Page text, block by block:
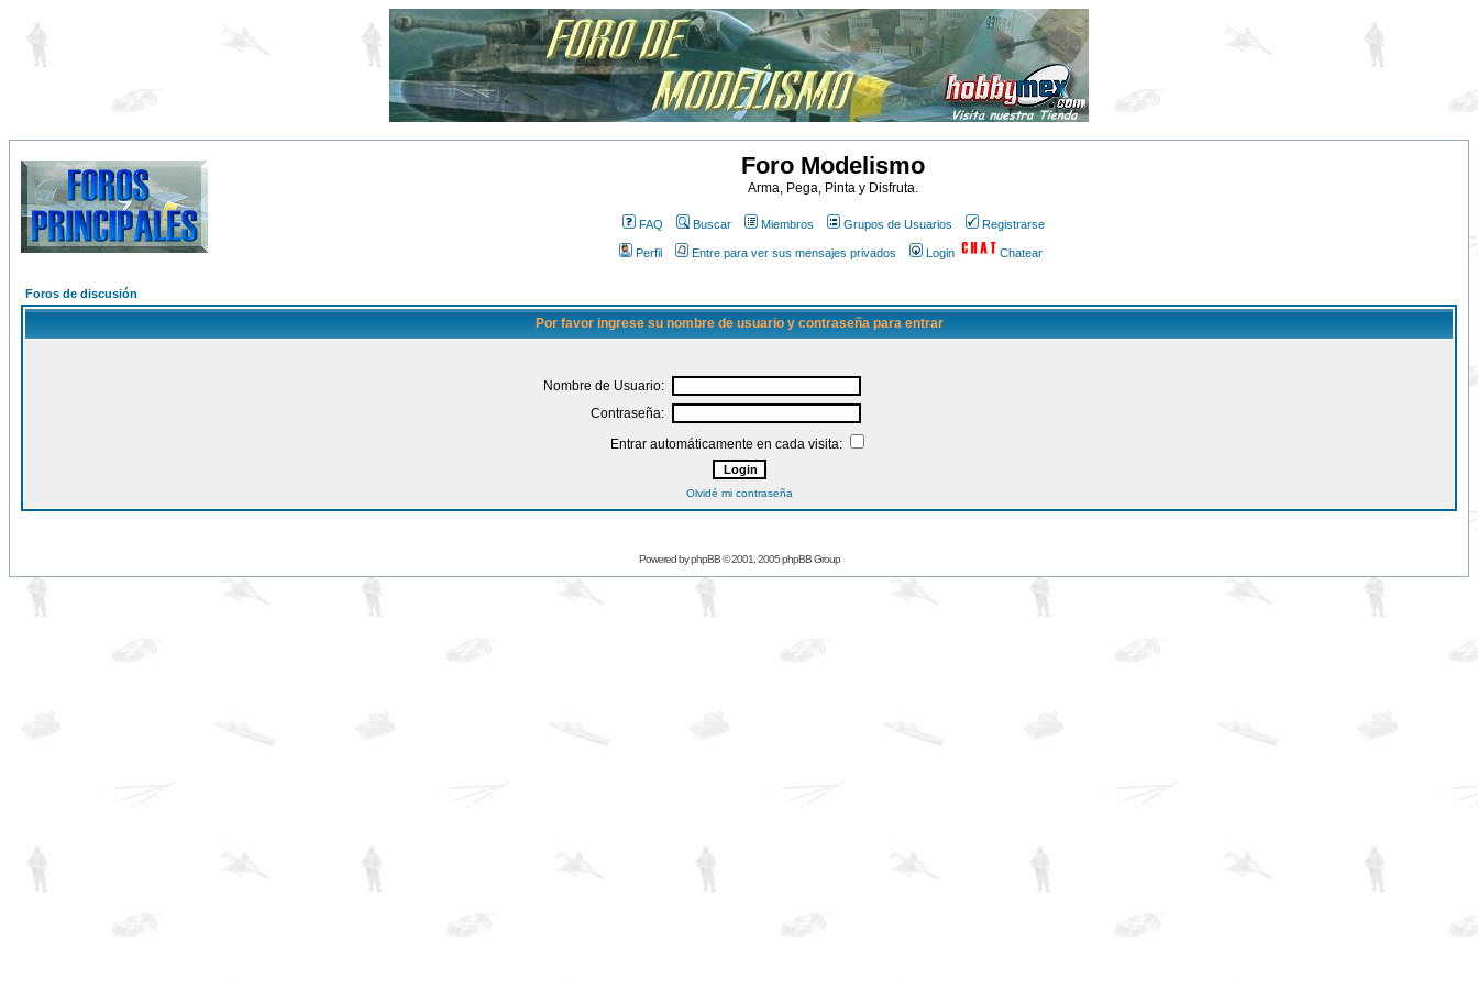
Foro Modelismo
Arma, Pega, Pinta y Disfruta.
FAQ Buscar Miembros Grupos de Usuarios Registrarse
Perfil Entre para ver sus mensajes privados Login Chatear
Foros de discusión
Por favor ingrese su nombre de usuario y contraseña para entrar
Nombre de Usuario:
Contraseña:
Entrar automáticamente en cada visita:
Olvidé mi contraseña
Powered byphpBB© 2001, 2005 phpBB Group